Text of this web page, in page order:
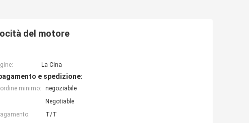
del motore
La Cina
e spedizione:
minimo:
negoziabile
Negotiable
T/T